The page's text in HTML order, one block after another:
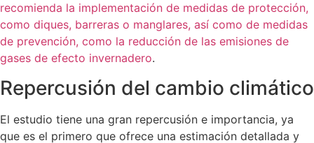
recomienda la implementación de medidas de protección,
como diques, barreras o manglares, así como de medidas
de prevención, como la reducción de las emisiones de
gases de efecto invernadero.
Repercusión del cambio climático
El estudio tiene una gran repercusión e importancia, ya
que es el primero que ofrece una estimación detallada y